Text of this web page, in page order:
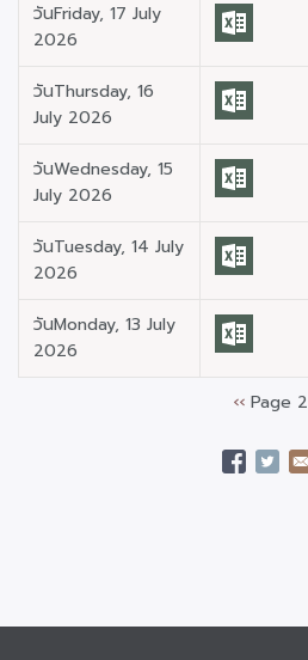
วันFriday, 17 July
2026
วันThursday, 16
July 2026
วันWednesday, 15
July 2026
วันTuesday, 14 July
2026
วันMonday, 13 July
2026
Previous
‹‹ Page 2